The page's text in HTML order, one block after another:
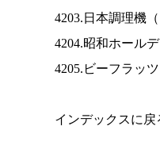
4203.日本調理機（
4204.昭和ホール
4205.ビーフラッ
インデックスに戻